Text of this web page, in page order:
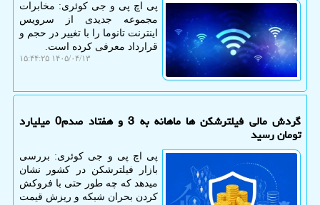
پی اچ پی و جی کوئری: مخابرات
مجموعه جدیدی از سرویس
اینترنت تانوما را با تغییر در حجم و
قرارداد معرفی کرده است.
۱۴۰۵/۰۴/۱۳ ۱۵:۴۴:۲۵
گردش مالی فیلترشکن ها ماهانه به 3 و هفتاد صدم0 میلیارد
تومان رسید
پی اچ پی و جی کوئری: بررسی
بازار فیلترشکن در کشور نشان
میدهد که چه طور حتی با فروکش
کردن بحران شبکه و ریزش قیمت